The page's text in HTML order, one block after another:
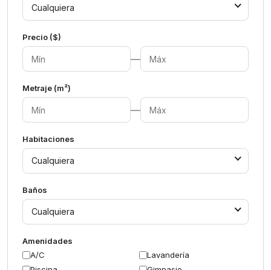
Cualquiera
Precio ($)
—
Metraje (m²)
—
Habitaciones
Cualquiera
Baños
Cualquiera
Amenidades
A/C
Lavandería